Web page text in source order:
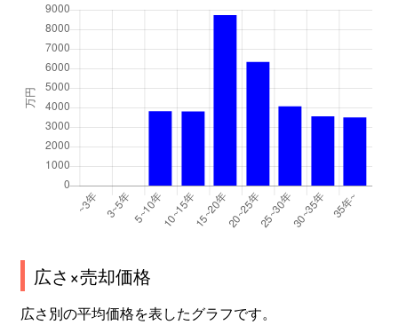
広さ×売却価格
広さ別の平均価格を表したグラフです。